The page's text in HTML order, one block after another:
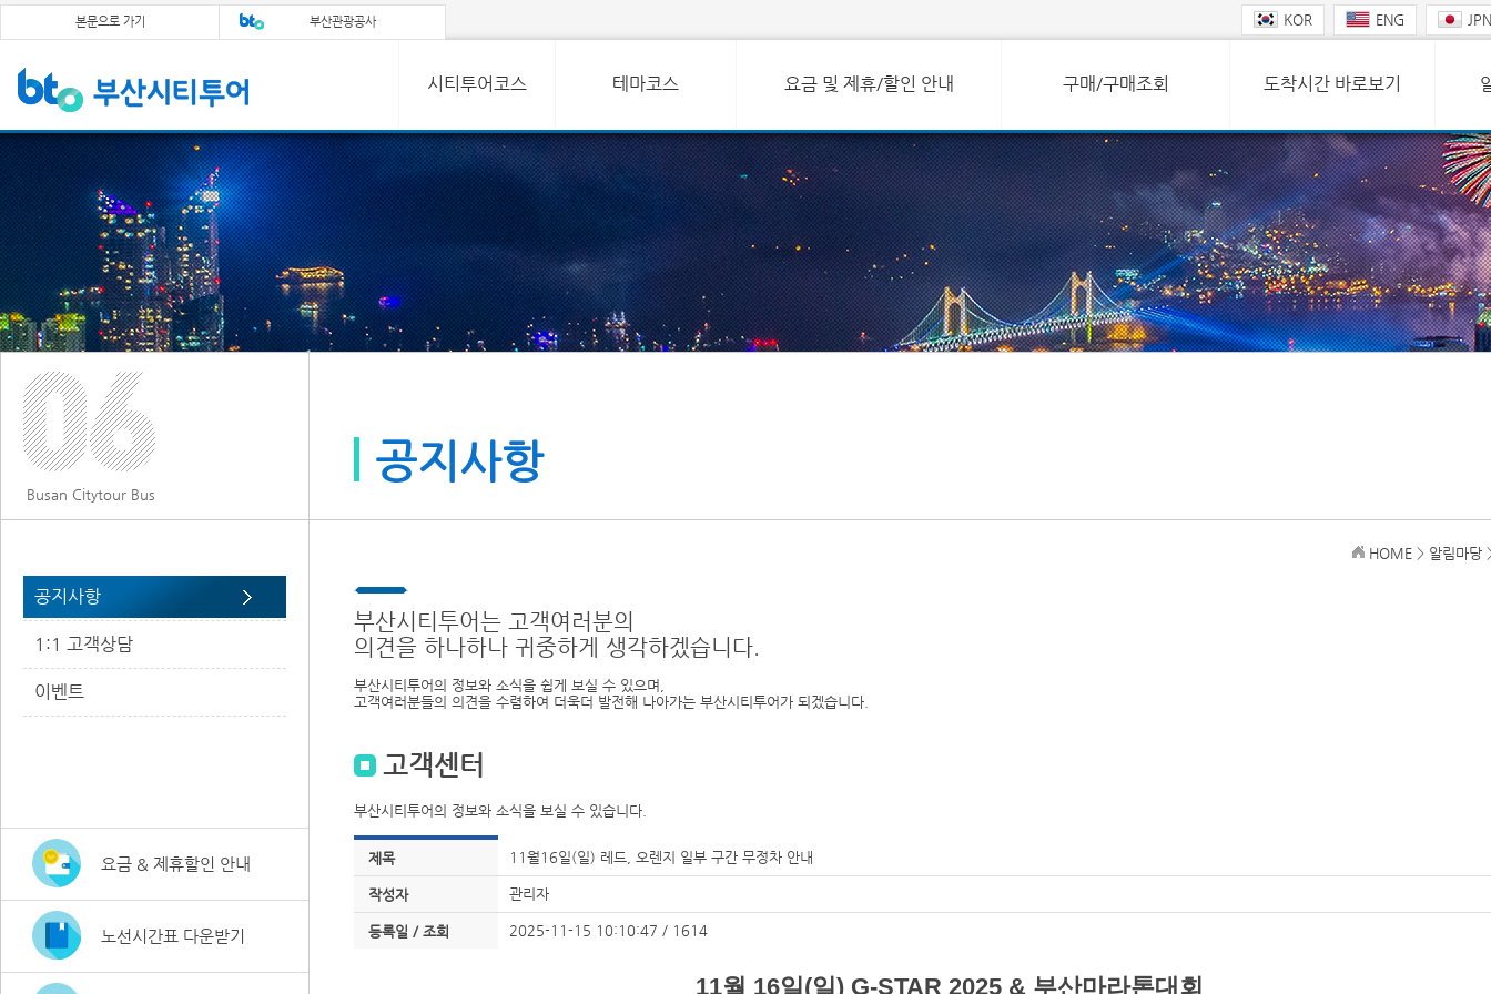
본문으로 가기 부산관광공사 KOR ENG JPN
시티투어코스 테마코스 요금 및 제휴/할인 안내 구매/구매조회 도착시간 바로보기
Busan Citytour Bus
공지사항
1:1 고객상담
이벤트
요금 & 제휴할인 안내
노선시간표 다운받기
공지사항
HOME > 알림마당
부산시티투어는 고객여러분의
의견을 하나하나 귀중하게 생각하겠습니다.
부산시티투어의 정보와 소식을 쉽게 보실 수 있으며,
고객여러분들의 의견을 수렴하여 더욱더 발전해 나아가는 부산시티투어가 되겠습니다.
고객센터
부산시티투어의 정보와 소식을 보실 수 있습니다.
제목 11월16일(일) 레드, 오렌지 일부 구간 무정차 안내
작성자 관리자
등록일 / 조회 2025-11-15 10:10:47 / 1614
11월 16일(일) G-STAR 2025 & 부산마라톤대회